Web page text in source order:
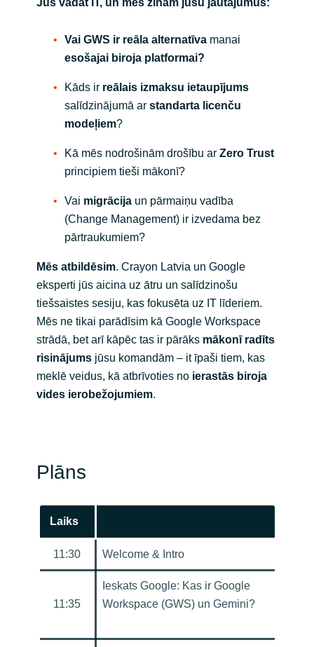
Jūs vadāt IT, un mēs zinām jūsu jautājumus:
Vai GWS ir reāla alternatīvamanai
esošajai biroja platformai?
Kāds ir reālais izmaksu ietaupījums
salīdzinājumā ar standarta licenču
modeļiem?
Kā mēs nodrošinām drošību ar Zero Trust
principiem tieši mākonī?
Vai migrācijaun pārmaiņu vadība
(Change Management) ir izvedama bez
pārtraukumiem?
Mēs atbildēsim. Crayon Latvia un Google
eksperti jūs aicina uz ātru un salīdzinošu
tiešsaistes sesiju, kas fokusēta uz IT līderiem.
Mēs ne tikai parādīsim kā Google Workspace
strādā, bet arī kāpēc tas ir pārāksmākonī radīts
risinājumsjūsu komandām – it īpaši tiem, kas
meklē veidus, kā atbrīvoties no ierastās biroja
vides ierobežojumiem.
Plāns
Laiks
11:30 Welcome & Intro
11:35
Ieskats Google: Kas ir Google
Workspace (GWS) un Gemini?